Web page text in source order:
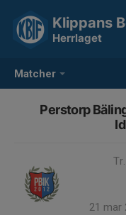
Matcher
Klippans
Herrlaget
Perstorp
21 mar